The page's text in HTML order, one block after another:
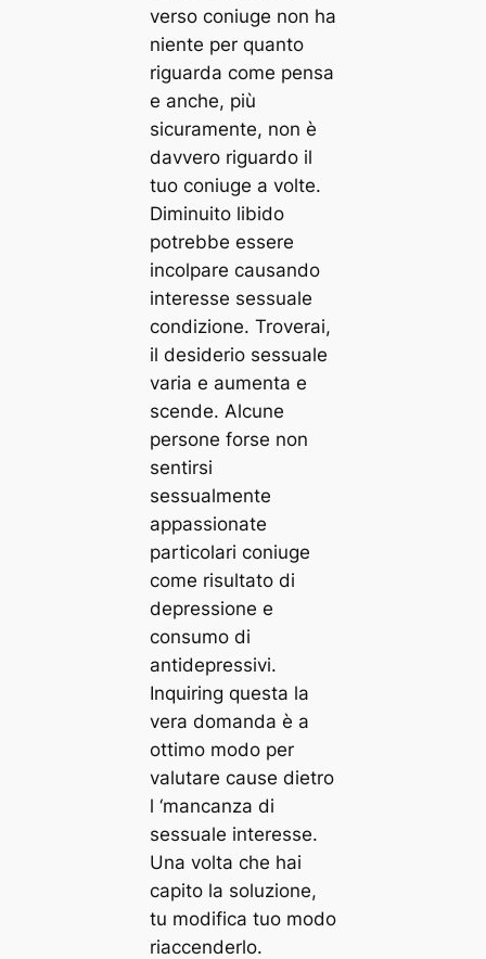
verso coniuge non ha
niente per quanto
riguarda come pensa
e anche, più
sicuramente, non è
davvero riguardo il
tuo coniuge a volte.
Diminuito libido
potrebbe essere
incolpare causando
interesse sessuale
condizione. Troverai,
il desiderio sessuale
varia e aumenta e
scende. Alcune
persone forse non
sentirsi
sessualmente
appassionate
particolari coniuge
come risultato di
depressione e
consumo di
antidepressivi.
Inquiring questa la
vera domanda è a
ottimo modo per
valutare cause dietro
l ‘mancanza di
sessuale interesse.
Una volta che hai
capito la soluzione,
tu modifica tuo modo
riaccenderlo.